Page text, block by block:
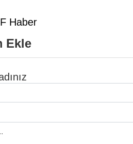
Haber
Ekle